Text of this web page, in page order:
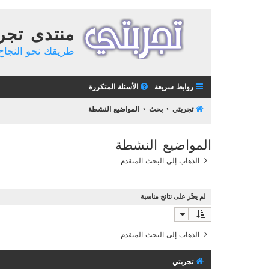
منتدى
طريقك نحو النجاح
روابط سريعة الأسئلة المتكررة
تجربتي بحث المواضيع النشطة
المواضيع النشطة
الذهاب إلى البحث المتقدم
لم يعثَر على نتائج مناسبة
الذهاب إلى البحث المتقدم
تجربتي